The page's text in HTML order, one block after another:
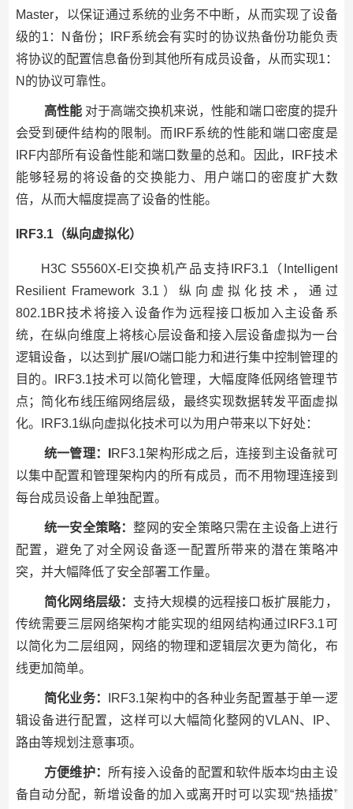
Master，以保证通过系统的业务不中断，从而实现了设备
级的1：N备份；IRF系统会有实时的协议热备份功能负责
将协议的配置信息备份到其他所有成员设备，从而实现1：
N的协议可靠性。
高性能对于高端交换机来说，性能和端口密度的提升
会受到硬件结构的限制。而IRF系统的性能和端口密度是
IRF内部所有设备性能和端口数量的总和。因此，IRF技术
能够轻易的将设备的交换能力、用户端口的密度扩大数
倍，从而大幅度提高了设备的性能。
IRF3.1（纵向虚拟化）
H3C S5560X-EI交换机产品支持IRF3.1（Intelligent
Resilient Framework 3.1）纵向虚拟化技术，通过
802.1BR技术将接入设备作为远程接口板加入主设备系
统，在纵向维度上将核心层设备和接入层设备虚拟为一台
逻辑设备，以达到扩展I/O端口能力和进行集中控制管理的
目的。IRF3.1技术可以简化管理，大幅度降低网络管理节
点；简化布线压缩网络层级，最终实现数据转发平面虚拟
化。IRF3.1纵向虚拟化技术可以为用户带来以下好处：
统一管理：I
RF3.1架构形成之后，连接到主设备就可
以集中配置和管理架构内的所有成员，而不用物理连接到
每台成员设备上单独配置。
统一安全策略：整网的安全策略只需在主设备上进行
配置，避免了对全网设备逐一配置所带来的潜在策略冲
突，并大幅降低了安全部署工作量。
简化网络层级： 支持大规模的远程接口板扩展能力，
传统需要三层网络架构才能实现的组网结构通过IRF3.1可
以简化为二层组网，网络的物理和逻辑层次更为简化，布
线更加简单。
简化业务：
IRF3.1架构中的各种业务配置基于单一逻
辑设备进行配置，这样可以大幅简化整网的VLAN、IP、
路由等规划注意事项。
方便维护： 所有接入设备的配置和软件版本均由主设
备自动分配，新增设备的加入或离开时可以实现“热插拔”